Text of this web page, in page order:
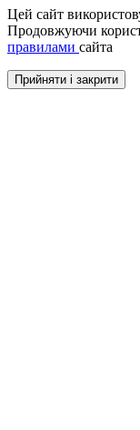
Цей сайт
Продовжуючи
правилами сайта
Прийняти і закрити